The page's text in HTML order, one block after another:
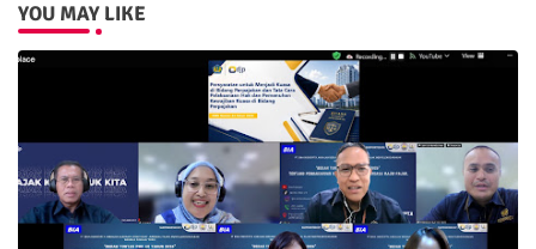
YOU MAY LIKE